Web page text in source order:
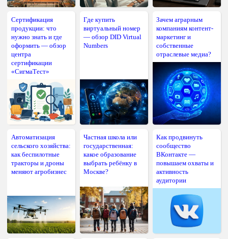
Сертификация
продукции: что
нужно знать и где
оформить — обзор
центра
сертификации
«СигмаТест»
Где купить
виртуальный номер
— обзор DID Virtual
Numbers
Зачем аграрным
компаниям контент-
маркетинг и
собственные
отраслевые медиа?
Автоматизация
сельского хозяйства:
как беспилотные
тракторы и дроны
меняют агробизнес
Частная школа или
государственная:
какое образование
выбрать ребёнку в
Москве?
Как продвинуть
сообщество
ВКонтакте —
повышаем охваты и
активность
аудитории